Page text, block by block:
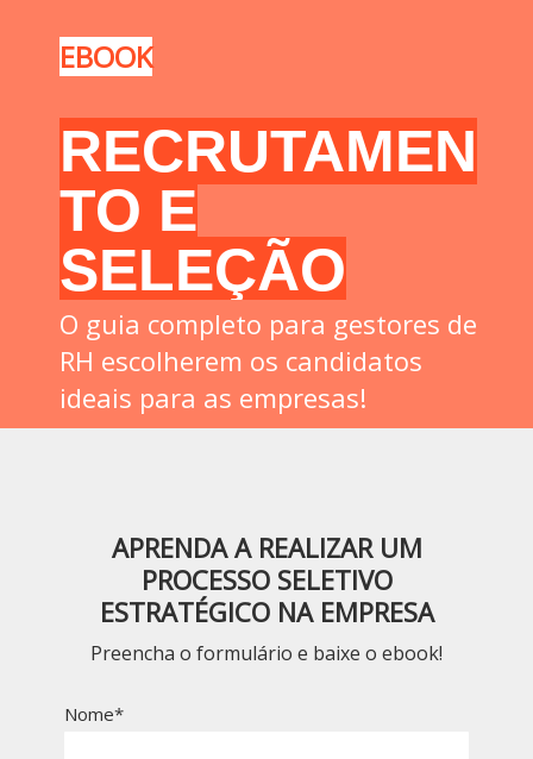
EBOOK
RECRUTAMEN
TO E
SELEÇÃO
O guia completo para gestores de
RH escolherem os candidatos
ideais para as empresas!
APRENDA A REALIZAR UM
PROCESSO SELETIVO
ESTRATÉGICO NA EMPRESA
Preencha o formulário e baixe o ebook!
Nome*